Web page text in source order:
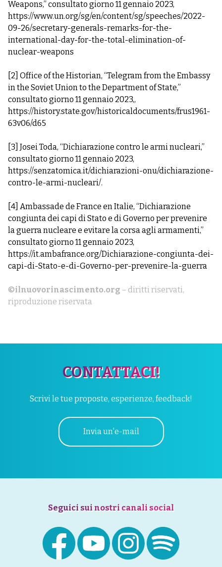
Weapons,” consultato giorno 11 gennaio 2023,
https://www.un.org/sg/en/content/sg/speeches/2022-
09-26/secretary-generals-remarks-for-the-
international-day-for-the-total-elimination-of-
nuclear-weapons
[2] Office of the Historian, “Telegram from the Embassy
in the Soviet Union to the Department of State,”
consultato giorno 11 gennaio 2023,,
https://history.state.gov/historicaldocuments/frus1961-
63v06/d65
[3] Josei Toda, “Dichiarazione contro le armi nucleari,”
consultato giorno 11 gennaio 2023,
https://senzatomica.it/dichiarazioni-onu/dichiarazione-
contro-le-armi-nucleari/.
[4] Ambassade de France en Italie, “Dichiarazione
congiunta dei capi di Stato e di Governo per prevenire
la guerra nucleare e evitare la corsa agli armamenti,”
consultato giorno 11 gennaio 2023,
https://it.ambafrance.org/Dichiarazione-congiunta-dei-
capi-di-Stato-e-di-Governo-per-prevenire-la-guerra
©ilnuovorinascimento.org – diritti riservati,
riproduzione riservata
CONTATTACI!
Scrivi le tue proposte, esperienze, feedback!
Invia un'e-mail
Seguici sui nostri canali social